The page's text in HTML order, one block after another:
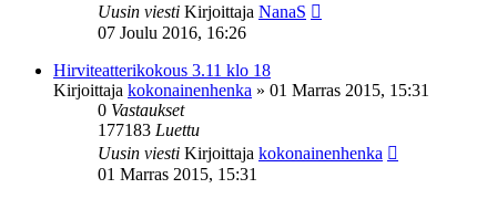
Uusin viesti Kirjoittaja NanaS
07 Joulu 2016, 16:26
Hirviteatterikokous 3.11 klo 18
Kirjoittaja kokonainenhenka » 01 Marras 2015, 15:31
0 Vastaukset
177183 Luettu
Uusin viesti Kirjoittaja kokonainenhenka
01 Marras 2015, 15:31